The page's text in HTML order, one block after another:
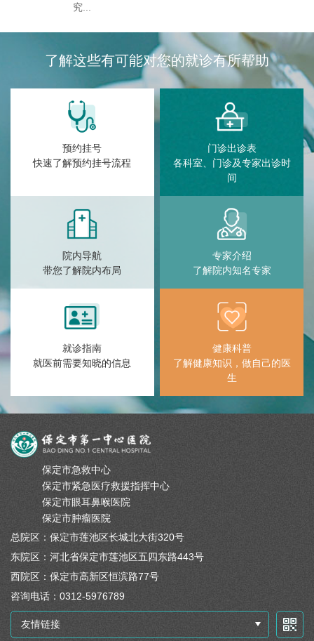
究...
了解这些有可能对您的就诊有所帮助
预约挂号
快速了解预约挂号流程
门诊出诊表
各科室、门诊及专家出诊时
间
院内导航
带您了解院内布局
专家介绍
了解院内知名专家
就诊指南
就医前需要知晓的信息
健康科普
了解健康知识，做自己的医
生
保定市急救中心
保定市紧急医疗救援指挥中心
保定市眼耳鼻喉医院
保定市肿瘤医院
总院区：保定市莲池区长城北大街320号
东院区：河北省保定市莲池区五四东路443号
西院区：保定市高新区恒滨路77号
咨询电话：0312-5976789
友情链接